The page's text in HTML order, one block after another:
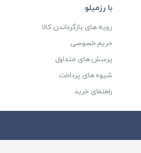
با رزمیلو
رویه های بازگرداندن کالا
حریم خصوصی
پرسش های متداول
شیوه های پرداخت
راهنمای خرید